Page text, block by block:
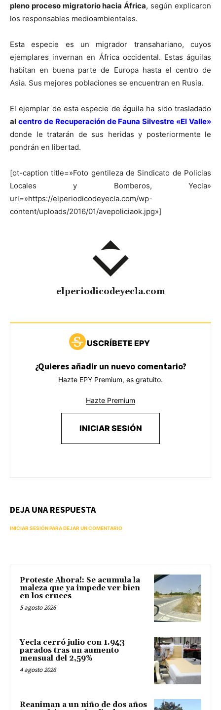
pleno proceso migratorio hacia África, según explicaron
los responsables medioambientales.
Esta especie es un migrador transahariano, cuyos
ejemplares invernan en África occidental. Estas águilas
habitan en buena parte de Europa hasta el centro de
Asia. Sus mejores poblaciones se encuentran en Rusia.
El ejemplar de esta especie de águila ha sido trasladado
al centro de Recuperación de Fauna Silvestre «El Valle»
donde le tratarán de sus heridas y posteriormente le
pondrán en libertad.
[ot-caption title=»Foto gentileza de Sindicato de Policias
Locales y Bomberos, Yecla»
url=»https://elperiodicodeyecla.com/wp-
content/uploads/2016/01/avepoliciaok.jpg»]
elperiodicodeyecla.com
USCRÍBETE EPY
¿Quieres añadir un nuevo comentario?
Hazte EPY Premium, es gratuito.
Hazte Premium
INICIAR SESIÓN
DEJA UNA RESPUESTA
INICIAR SESIÓN PARA DEJAR UN COMENTARIO
Proteste Ahora!: Se acumula la
maleza que ya impede ver bien
en los cruces
5 agosto 2026
Yecla cerró julio con 1.943
parados tras un aumento
mensual del 2,59%
4 agosto 2026
Reaniman a un niño de dos años